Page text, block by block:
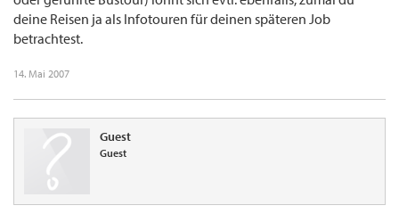
deine Reisen ja als Infotouren für deinen späteren Job
betrachtest.
14. Mai 2007
Guest
Guest